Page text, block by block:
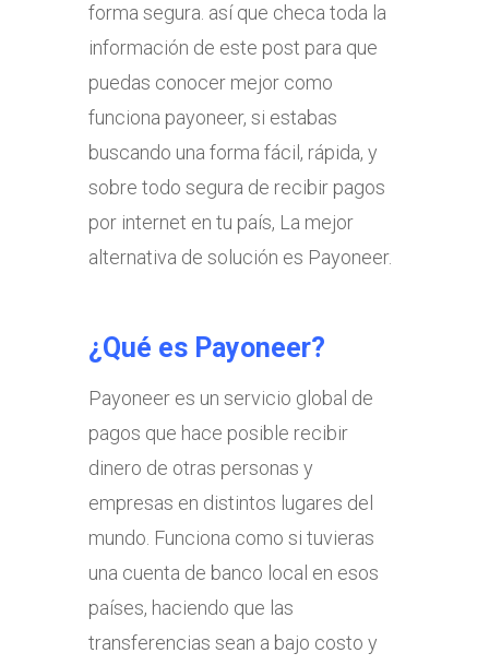
forma segura. así que checa toda la
información de este post para que
puedas conocer mejor como
funciona payoneer, si estabas
buscando una forma fácil, rápida, y
sobre todo segura de recibir pagos
por internet en tu país, La mejor
alternativa de solución es Payoneer.
¿Qué es Payoneer?
Payoneer es un servicio global de
pagos que hace posible recibir
dinero de otras personas y
empresas en distintos lugares del
mundo. Funciona como si tuvieras
una cuenta de banco local en esos
países, haciendo que las
transferencias sean a bajo costo y